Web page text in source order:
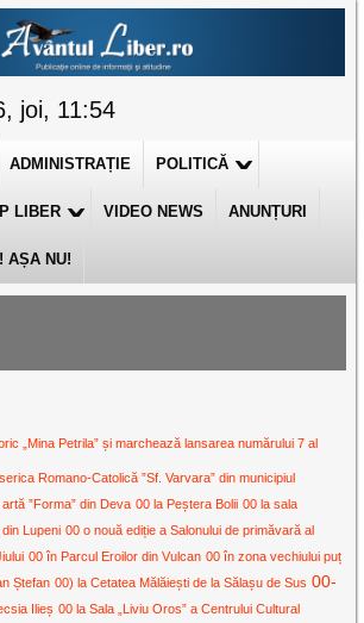
joi, 11:54
ADMINISTRAȚIE POLITICĂ
LIBER VIDEO NEWS ANUNȚURI
AȘA NU!
„Mina Petrila” și marchează lansarea numărului 7 al
Romano-Catolică ”Sf. Varvara” din municipiul
”Forma” din Deva 00 la Peștera Bolii 00 la sala
din Lupeni 00 o nouă ediție a Salonului de primăvară al
00 în Parcul Eroilor din Vulcan 00 în zona vechiului puț
Ștefan 00) la Cetatea Mălăiești de la Sălașu de Sus 00-
Ilieș 00 la Sala „Liviu Oros” a Centrului Cultural